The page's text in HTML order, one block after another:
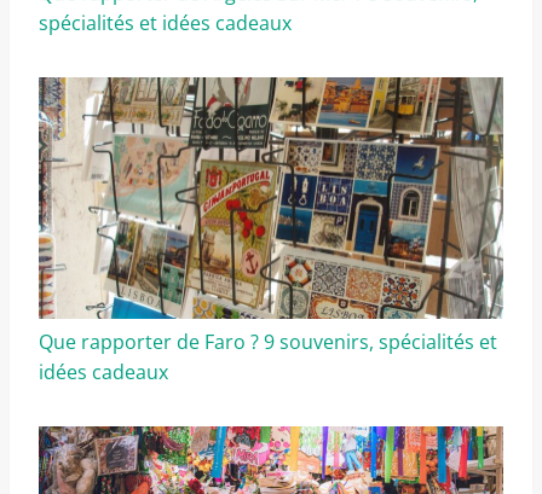
spécialités et idées cadeaux
Que rapporter de Faro ? 9 souvenirs, spécialités et
idées cadeaux